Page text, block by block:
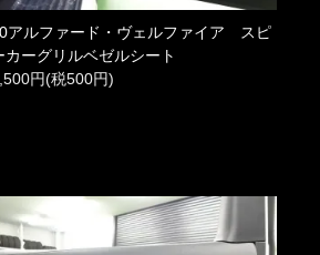
アルファード・ヴェルファイア スピ
カーグリルベゼルシート
円(税500円)